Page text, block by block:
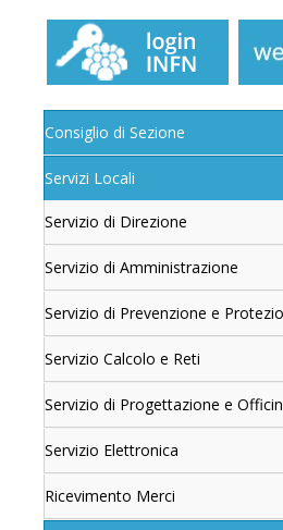
Consiglio di Sezione
Servizi Locali
Servizio di Direzione
Servizio di Amministrazione
Servizio di Prevenzione e
Servizio Calcolo e Reti
Servizio di Progettazione e
Servizio Elettronica
Ricevimento Merci